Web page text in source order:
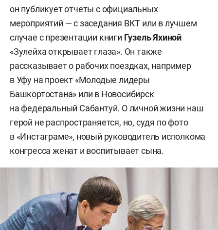
он публикует отчеты с официальных
мероприятий — с заседания ВКТ или в лучшем
случае с презентации книги Гузель Яхиной
«Зулейха открывает глаза». Он также
рассказывает о рабочих поездках, например
в Уфу на проект «Молодые лидеры
Башкортостана» или в Новосибирск
на федеральный Сабантуй. О личной жизни наш
герой не распространяется, но, судя по фото
в «Инстаграме», новый руководитель исполкома
конгресса женат и воспитывает сына.